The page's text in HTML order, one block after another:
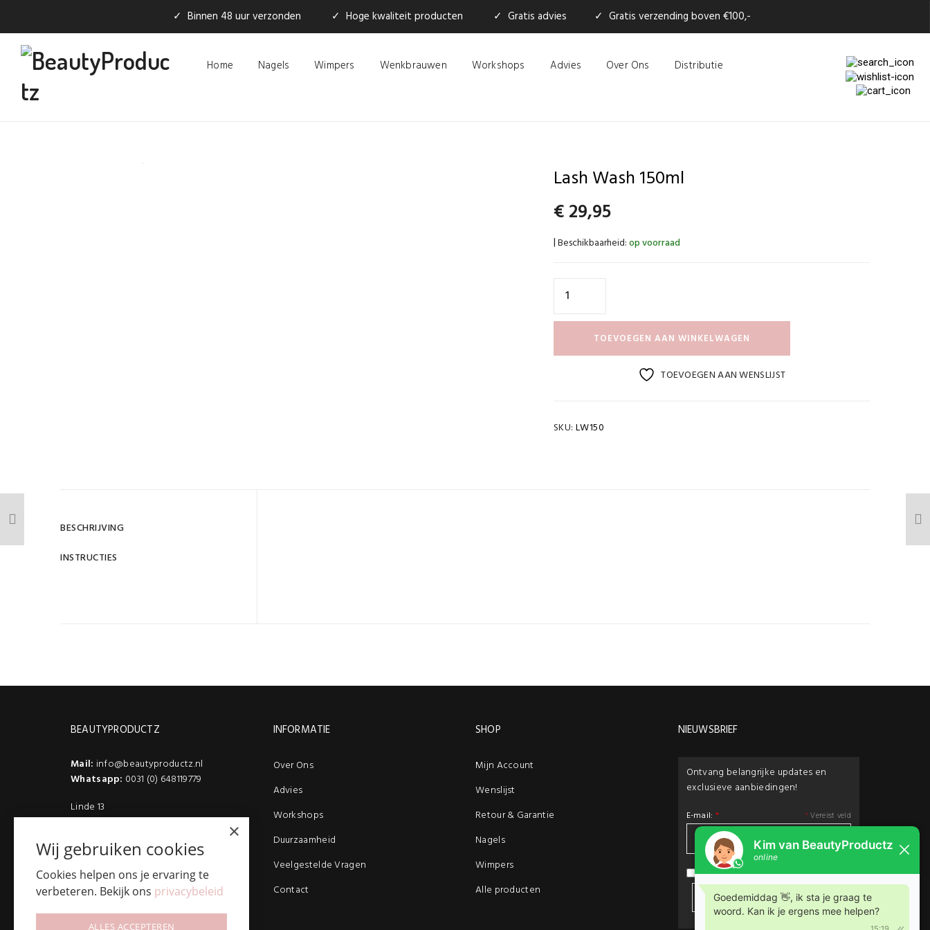
✓ Binnen 48 uur verzonden ✓ Hoge kwaliteit producten ✓ Gratis advies ✓ Gratis verzending boven €100,-
Home Nagels Wimpers Wenkbrauwen Workshops Advies Over Ons Distributie
Lash Wash 150ml
€29,95
Beschikbaarheid:op voorraad
TOEVOEGEN AAN WINKELWAGEN
TOEVOEGEN AAN WENSLIJST
SKU: LW150
BESCHRIJVING
INSTRUCTIES
BEAUTYPRODUCTZ
Mail: info@beautyproductz.nl
Whatsapp: 0031 (0) 648119779
Linde 13
5509 NH Veldhoven
INFORMATIE
Over Ons
Advies
Workshops
Duurzaamheid
Veelgestelde Vragen
Contact
SHOP
Mijn Account
Wenslijst
Retour & Garantie
Nagels
Wimpers
Alle producten
NIEUWSBRIEF
Ontvang belangrijke updates en
exclusieve aanbiedingen!
* Vereist veld
E-mail: *
Ik ga akkoord met hetprivacybeleid
×
Wij gebruiken cookies
Cookies helpen ons je ervaring te
verbeteren. Bekijk ons privacybeleid
ALLES ACCEPTEREN